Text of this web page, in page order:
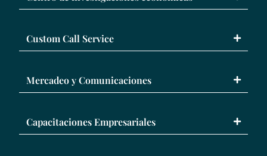
Custom Call Service
Mercadeo y Comunicaciones
Capacitaciones Empresariales